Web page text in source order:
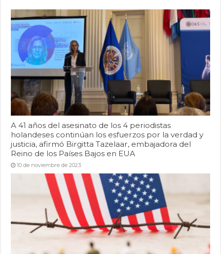
A 41 años del asesinato de los 4 periodistas
holandeses continúan los esfuerzos por la verdad y
justicia, afirmó Birgitta Tazelaar, embajadora del
Reino de los Países Bajos en EUA
10 de noviembre de 2023